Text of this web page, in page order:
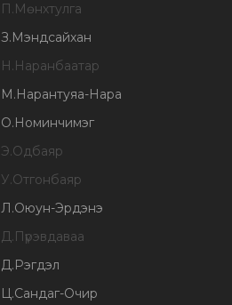
П.Мөнхтулга
З.Мэндсайхан
Н.Наранбаатар
М.Нарантуяа-Нара
О.Номинчимэг
Э.Одбаяр
У.Отгонбаяр
Л.Оюун-Эрдэнэ
Д.Пүрэвдаваа
Д.Рэгдэл
Ц.Сандаг-Очир